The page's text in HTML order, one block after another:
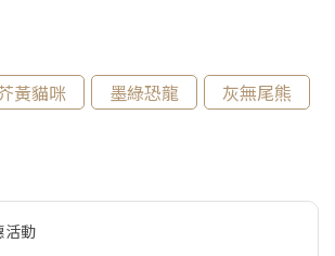
黃貓咪 墨綠恐龍
灰無尾熊
活動